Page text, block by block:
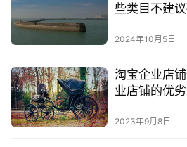
淘宝开店商品发布不成功怎
本文来自投稿，不代表早谈创业网立
若转载，请注明出处：
些类目不建议
2024年10月5日
淘宝企业店
业店铺的优
2023年9月8日